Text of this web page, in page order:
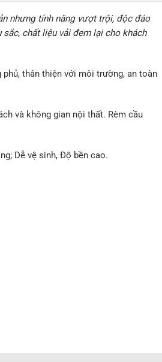
nhưng tính năng vượt trội, độc đáo
chất liệu vải đem lại cho khách
thân thiện với môi trường, an toàn
và không gian nội thất. Rèm cầu
Dễ vệ sinh, Độ bền cao.